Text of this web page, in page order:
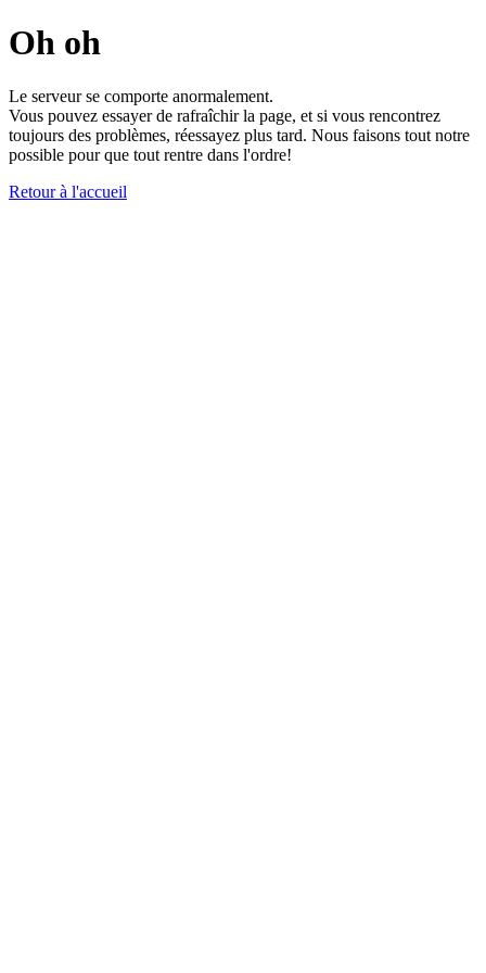
Oh oh
Le serveur se comporte anormalement.
Vous pouvez essayer de rafraîchir la page, et si vous rencontrez
toujours des problèmes, réessayez plus tard. Nous faisons tout notre
possible pour que tout rentre dans l'ordre!
Retour à l'accueil